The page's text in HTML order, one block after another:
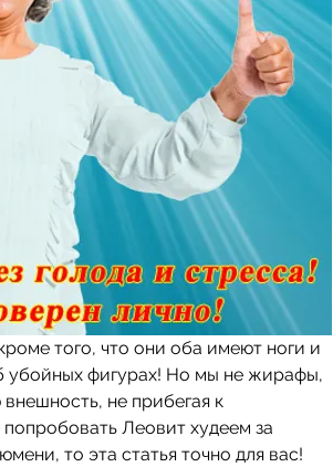
того, что они оба имеют ноги и
убойных фигурах! Но мы не жирафы,
не прибегая к
Леовит худеем за
то эта статья точно для вас!